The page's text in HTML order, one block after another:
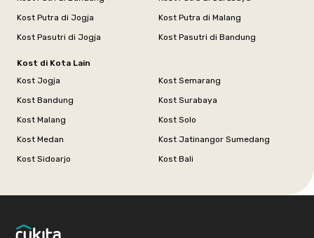
Kost Putra di Jogja
Kost Putra di Malang
Kost Pasutri di Jogja
Kost Pasutri di Bandung
Kost di Kota Lain
Kost Jogja
Kost Semarang
Kost Bandung
Kost Surabaya
Kost Malang
Kost Solo
Kost Medan
Kost Jatinangor Sumedang
Kost Sidoarjo
Kost Bali